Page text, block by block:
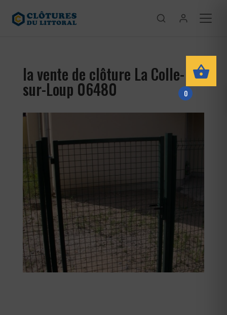
la vente de clôture La Colle-
sur-Loup 06480 0